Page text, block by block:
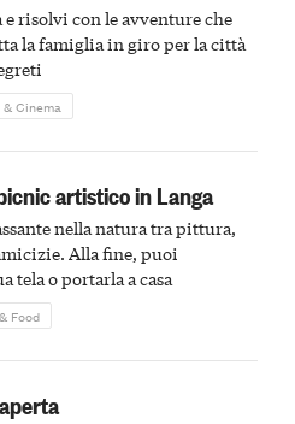
risolvi con le avventure che
la famiglia in giro per la città
Cinema
artistico in Langa
nella natura tra pittura,
Alla fine, puoi
tela o portarla a casa
Food